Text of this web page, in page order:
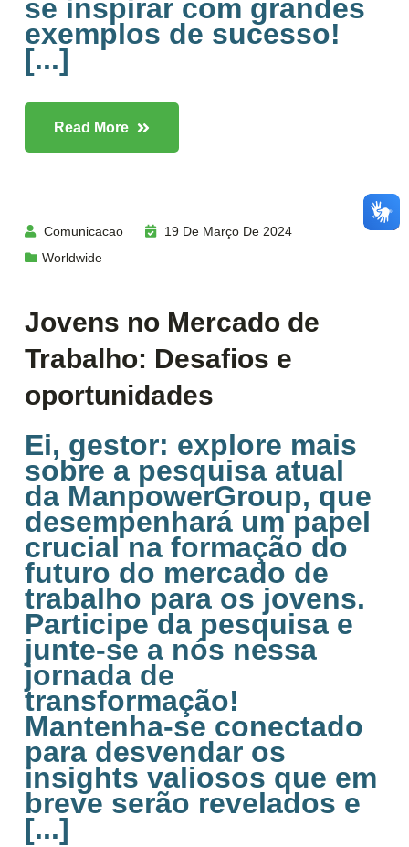
se inspirar com grandes
exemplos de sucesso!
[...]
Read More
Comunicacao
19 De Março De 2024
Worldwide
Jovens no Mercado de
Trabalho: Desafios e
oportunidades
Ei, gestor: explore mais
sobre a pesquisa atual
da ManpowerGroup, que
desempenhará um papel
crucial na formação do
futuro do mercado de
trabalho para os jovens.
Participe da pesquisa e
junte-se a nós nessa
jornada de
transformação!
Mantenha-se conectado
para desvendar os
insights valiosos que em
breve serão revelados e
[...]